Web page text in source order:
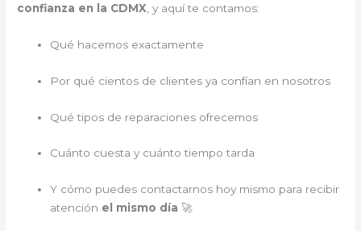
confianza en la CDMX , y aquí te contamos:
Qué hacemos exactamente
Por qué cientos de clientes ya confían en nosotros
Qué tipos de reparaciones ofrecemos
Cuánto cuesta y cuánto tiempo tarda
Y cómo puedes contactarnos hoy mismo para recibir
atención el mismo día 🚀